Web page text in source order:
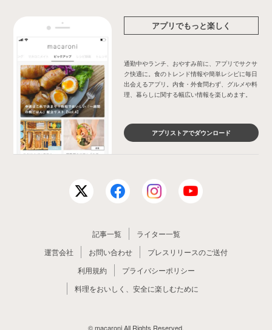
アプリでもっと楽しく
通勤中やランチ、おやすみ前に、アプリでサクサ
ク快適に。食のトレンド情報や簡単レシピに毎日
出会えるアプリ。内食・外食問わず、グルメや料
理、暮らしに関する幅広い情報を楽しめます。
アプリストアでダウンロード
記事一覧
ライター一覧
運営会社
お問い合わせ
プレスリリースのご送付
利用規約
プライバシーポリシー
料理をおいしく、安全に楽しむために
© macaroni All Rights Reserved.